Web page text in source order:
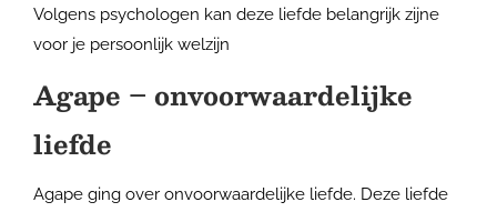
Volgens psychologen kan deze liefde belangrijk zijne
voor je persoonlijk welzijn
Agape – onvoorwaardelijke
liefde
Agape ging over onvoorwaardelijke liefde. Deze liefde